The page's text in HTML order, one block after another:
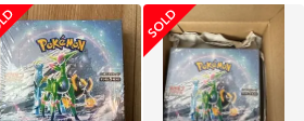
シュリンク付き
ラミラクル 各1BOX 未
開封